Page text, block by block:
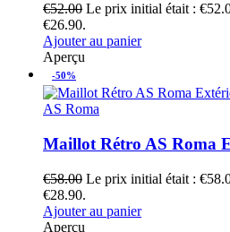
€52.00 Le prix initial était :
€26.90.
Ajouter au panier
Aperçu
-50%
AS Roma
Maillot Rétro AS Roma
€58.00 Le prix initial était :
€28.90.
Ajouter au panier
Aperçu